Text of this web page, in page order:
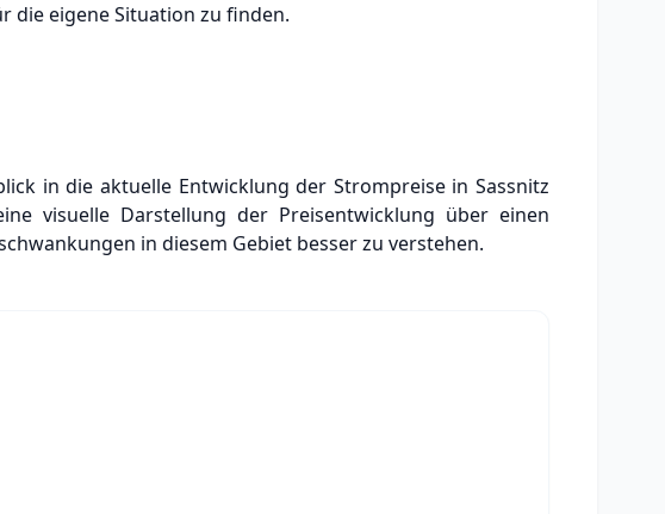
die eigene Situation zu finden.
in die aktuelle Entwicklung der Strompreise in Sassnitz
visuelle Darstellung der Preisentwicklung über einen
in diesem Gebiet besser zu verstehen.